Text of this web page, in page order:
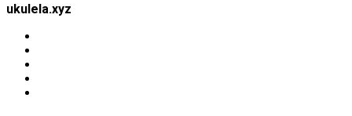
ukulela.xyz